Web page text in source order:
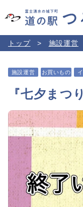
トップ 施設運営
施設運営 お買いもの
『七夕まつ